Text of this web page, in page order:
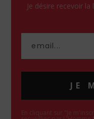
Je désire recevoir
JE
En cliquant sur "Je